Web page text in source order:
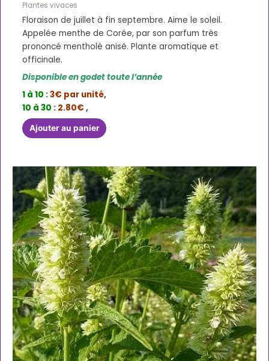
Plantes vivaces
Floraison de juillet à fin septembre. Aime le soleil.
Appelée menthe de Corée, par son parfum très
prononcé mentholé anisé. Plante aromatique et
officinale.
Disponible en godet toute l’année
1 à 10 :3€ par unité,
10 à 30 : 2.80€,
Ajouter au panier